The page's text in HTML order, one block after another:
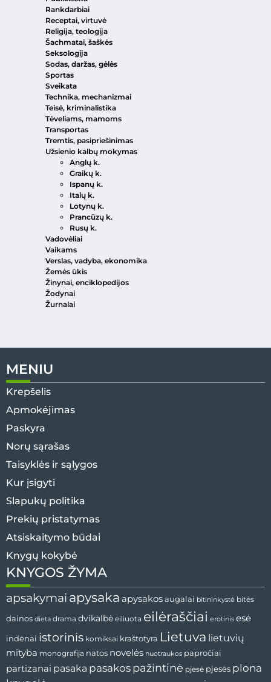
Rankdarbiai
Receptai, virtuvė
Religija, teologija
Šachmatai, šaškės
Seksologija
Sodas, daržas, gėlės
Sportas
Sveikata
Technika, mechanizmai
Teisė, kriminalistika
Tėveliams, mamoms
Transportas
Tremtis, pasipriešinimas
Užsienio kalbų mokymas
Anglų k.
Graikų k.
Ispanų k.
Italų k.
Lotynų k.
Prancūzų k.
Rusų k.
Vadovėliai
Vaikams
Verslas, vadyba, ekonomika
Žemės ūkis
Žinynai, enciklopedijos
Žodynai
Žurnalai
MENIU
Krepšelis
Apmokėjimas
Paskyra
Norų sąrašas
Taisyklės ir sąlygos
Kur įsigyti
Slapukų politika
Prekių pristatymas
Atsiskaitymo būdai
Knygų kokybė
KNYGOS ŽYMA
apsakymai apysaka apysakos augalai bitininkystė bitės
dainos dieta drama dvikalbė eiliuota eilėraščiai erotinis esė
indėnai istorinis komiksai kraštotyra Lietuva lietuvių
mityba monografija natos novelės nuotraukos papročiai
partizanai pasaka pasakos pažintinė pjesė pjesės plona